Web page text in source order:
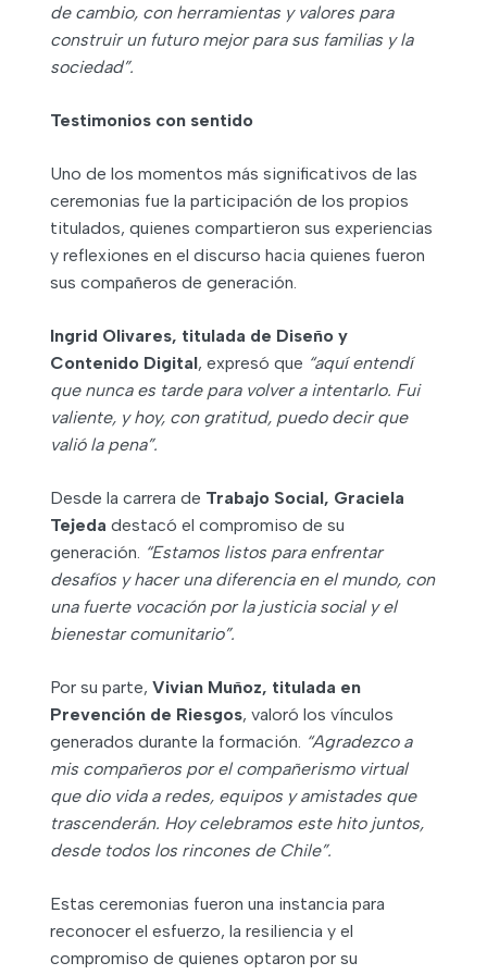
de cambio, con herramientas y valores para
construir un futuro mejor para sus familias y la
sociedad”.
Testimonios con sentido
Uno de los momentos más significativos de las
ceremonias fue la participación de los propios
titulados, quienes compartieron sus experiencias
y reflexiones en el discurso hacia quienes fueron
sus compañeros de generación.
Ingrid Olivares, titulada de Diseño y
Contenido Digital, expresó que “aquí entendí
que nunca es tarde para volver a intentarlo. Fui
valiente, y hoy, con gratitud, puedo decir que
valió la pena”.
Desde la carrera de Trabajo Social, Graciela
Tejeda destacó el compromiso de su
generación. “Estamos listos para enfrentar
desafíos y hacer una diferencia en el mundo, con
una fuerte vocación por la justicia social y el
bienestar comunitario”.
Por su parte, Vivian Muñoz, titulada en
Prevención de Riesgos, valoró los vínculos
generados durante la formación. “Agradezco a
mis compañeros por el compañerismo virtual
que dio vida a redes, equipos y amistades que
trascenderán. Hoy celebramos este hito juntos,
desde todos los rincones de Chile”.
Estas ceremonias fueron una instancia para
reconocer el esfuerzo, la resiliencia y el
compromiso de quienes optaron por su